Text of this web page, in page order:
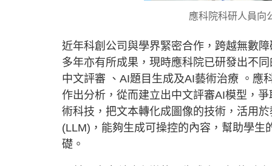
應科院科研人員向
近年科創公司與學界緊密合作，跨越無數
多年亦有所成果，現時應科院已研發出不
中文評審 、AI題目生成及AI藝術治療 。應
作出分析，從而建立出中文評審AI模型，
術科技，把文本轉化成圖像的技術，活用
(LLM)，能夠生成可操控的內容，幫助學
礎。